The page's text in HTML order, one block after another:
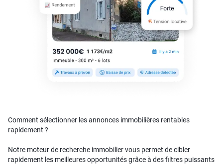
Comment sélectionner les annonces immobilières rentables
rapidement ?
Notre moteur de recherche immobilier vous permet de cibler
rapidement les meilleures opportunités grâce à des filtres puissants